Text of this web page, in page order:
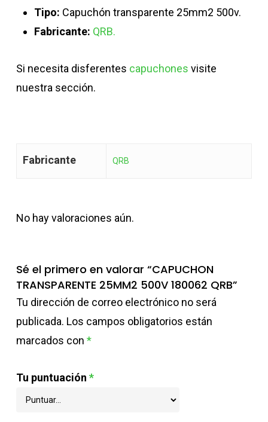
Tipo: Capuchón transparente 25mm2 500v.
Fabricante: QRB.
Si necesita disferentes capuchones visite
nuestra sección.
Fabricante QRB
No hay valoraciones aún.
Sé el primero en valorar “CAPUCHON
TRANSPARENTE 25MM2 500V 180062 QRB”
Tu dirección de correo electrónico no será
publicada. Los campos obligatorios están
marcados con *
Tu puntuación *